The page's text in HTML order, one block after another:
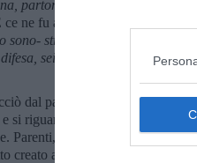
partorirai con gran dolore e
ce ne fu anche per il serpente.
sono- striscerai sempre per
sei pur sempre una mia
dal paradiso terrestre, li
si riguardò. E fu così che
Parenti, serpenti, guarda caso.
creato a immagine e